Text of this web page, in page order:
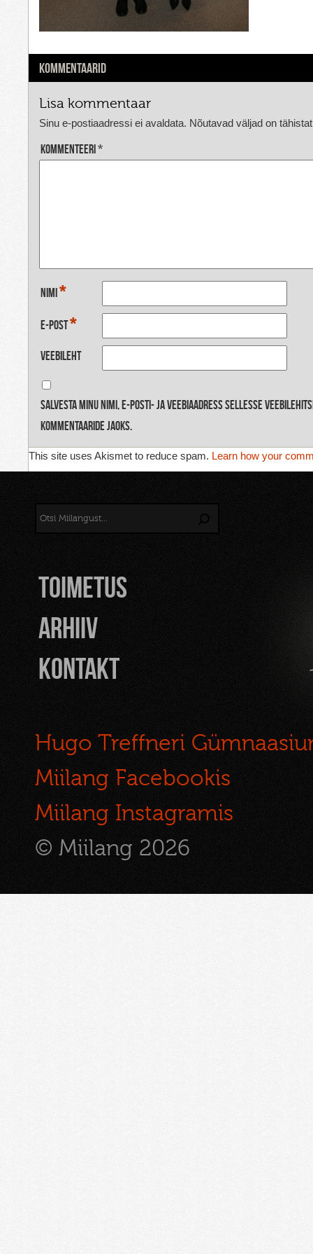
KOMMENTAARID
Lisa kommentaar
Sinu e-postiaadressi ei avaldata. Nõutavad väljad on
Kommenteeri*
Nimi*
E-post*
Veebileht
Salvesta minu nimi, e-posti- ja veebiaadress sellesse
kommentaaride jaoks.
This site uses Akismet to reduce spam. Learn how your
TOIMETUS
Arhiiv
Kontakt
Hugo Treffneri
Miilang Facebookis
Miilang Instagramis
© Miilang 2026